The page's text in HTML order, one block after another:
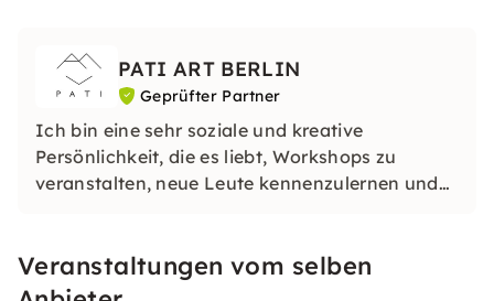
PATI ART BERLIN
Geprüfter Partner
Ich bin eine sehr soziale und kreative
Persönlichkeit, die es liebt, Workshops zu
veranstalten, neue Leute kennenzulernen und
Nachhaltigkeit und praktische Kreativität in
einer einladenden Umgebung.
Veranstaltungen vom selben